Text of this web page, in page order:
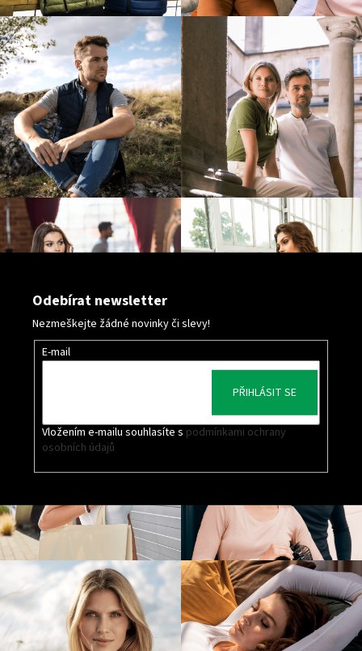
y
v
ý
p
i
s
u
Odebírat newsletter
Nezmeškejte žádné novinky či slevy!
E-mail
Vložením e-mailu souhlasíte s podmínkami ochrany
osobních údajů
PŘIHLÁSIT SE